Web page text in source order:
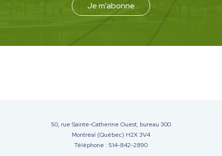
Je m'abonne
50, rue Sainte-Catherine Ouest, bureau 300
Montréal (Québec) H2X 3V4
Téléphone : 514-842-2890